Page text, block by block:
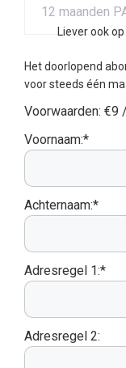
12 maanden
Liever ook op
Het doorlopend
voor steeds één
Voorwaarden: €9
Voornaam:*
Achternaam:*
Adresregel 1:*
Adresregel 2: